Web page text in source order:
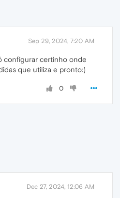
Sep 29, 2024, 7:20 AM
configurar certinho onde
que utiliza e pronto:)
0
Dec 27, 2024, 12:06 AM